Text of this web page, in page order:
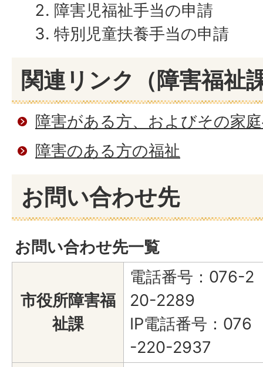
障害児福祉手当の申請
特別児童扶養手当の申請
関連リンク（障害福祉
障害がある方、およびその家
障害のある方の福祉
お問い合わせ先
お問い合わせ先一覧
市役所障害福
祉課
電話番号：076-2
20-2289
IP電話番号：076
-220-2937